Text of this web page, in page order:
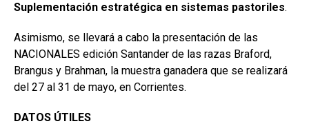
Suplementación estratégica en sistemas pastoriles.
Asimismo, se llevará a cabo la presentación de las
NACIONALES edición Santander de las razas Braford,
Brangus y Brahman, la muestra ganadera que se realizará
del 27 al 31 de mayo, en Corrientes.
DATOS ÚTILES